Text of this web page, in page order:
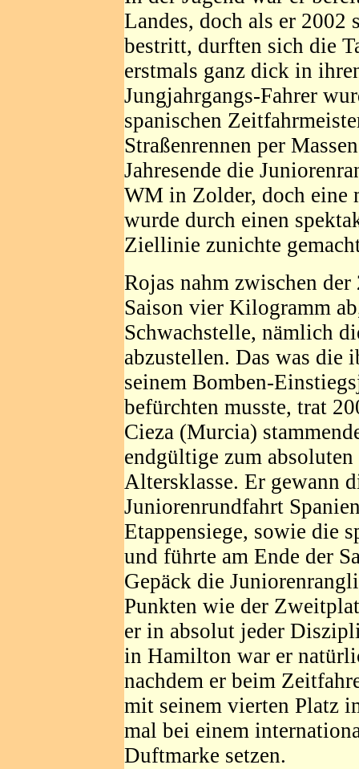
Landes, doch als er 2002
bestritt, durften sich die
erstmals ganz dick in
Jungjahrgangs-Fahrer
spanischen
Straßenrennen per
Jahresende die
WM in Zolder, doch eine
wurde durch einen
Ziellinie zunichte
Rojas nahm zwischen
Saison vier Kilogramm
Schwachstelle, nämlich
abzustellen. Das was die
seinem Bomben-
befürchten musste, trat
Cieza (Murcia)
endgültige zum
Altersklasse. Er gewann
Juniorenrundfahrt
Etappensiege, sowie die
und führte am Ende der
Gepäck die
Punkten wie der
er in absolut jeder
in Hamilton war er
nachdem er beim
mit seinem vierten Platz
mal bei einem
Duftmarke setzen.